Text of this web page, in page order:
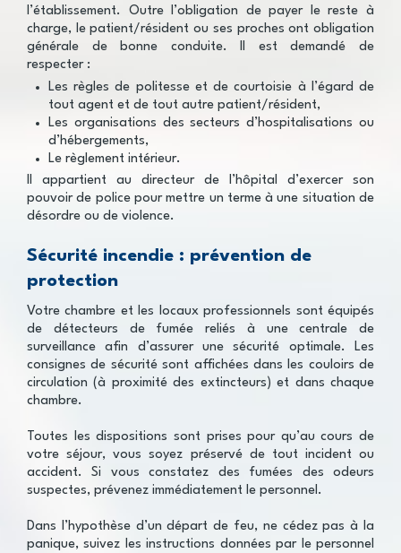
l’établissement. Outre l’obligation de payer le reste à
charge, le patient/résident ou ses proches ont obligation
générale de bonne conduite. Il est demandé de
respecter :
Les règles de politesse et de courtoisie à l’égard de
tout agent et de tout autre patient/résident,
Les organisations des secteurs d’hospitalisations ou
d’hébergements,
Le règlement intérieur.
Il appartient au directeur de l’hôpital d’exercer son
pouvoir de police pour mettre un terme à une situation de
désordre ou de violence.
Sécurité incendie : prévention de
protection
Votre chambre et les locaux professionnels sont équipés
de détecteurs de fumée reliés à une centrale de
surveillance afin d’assurer une sécurité optimale. Les
consignes de sécurité sont affichées dans les couloirs de
circulation (à proximité des extincteurs) et dans chaque
chambre.
Toutes les dispositions sont prises pour qu’au cours de
votre séjour, vous soyez préservé de tout incident ou
accident. Si vous constatez des fumées des odeurs
suspectes, prévenez immédiatement le personnel.
Dans l’hypothèse d’un départ de feu, ne cédez pas à la
panique, suivez les instructions données par le personnel